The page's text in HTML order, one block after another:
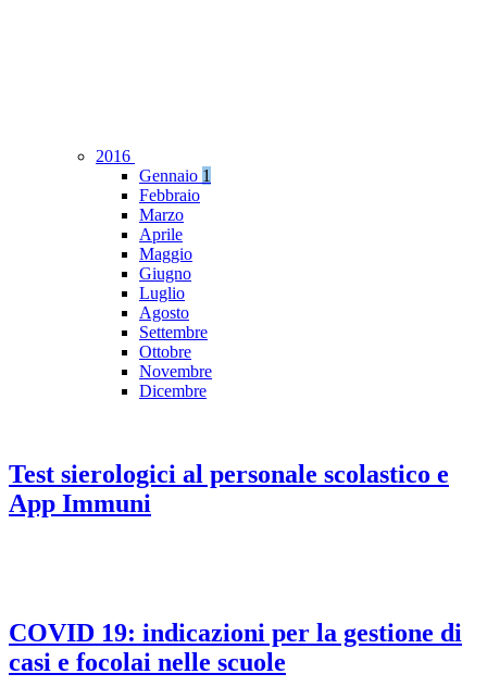
2016
Gennaio 1
Febbraio
Marzo
Aprile
Maggio
Giugno
Luglio
Agosto
Settembre
Ottobre
Novembre
Dicembre
Test sierologici al personale scolastico e
App Immuni
COVID 19: indicazioni per la gestione di
casi e focolai nelle scuole